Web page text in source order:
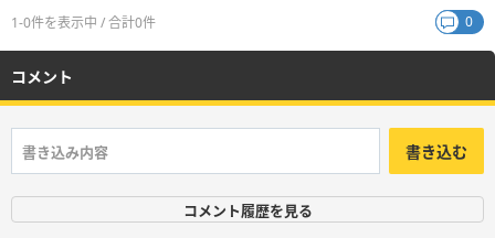
1-0件を表示中 / 合計0件 0
コメント
書き込む
コメント履歴を見る